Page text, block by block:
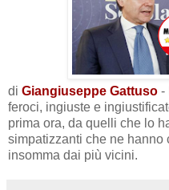
di Giangiuseppe Gattuso -
feroci, ingiuste e
prima ora, da quelli che lo
simpatizzanti che ne
insomma dai più vicini.